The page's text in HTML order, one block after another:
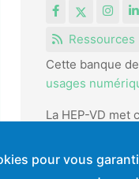
Facebook
Ressources
Cette banque
usages
La HEP-VD
Conditions
pour vous